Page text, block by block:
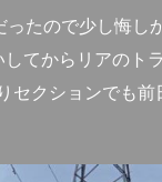
たので少し悔し
てからリアのト
セクションでも